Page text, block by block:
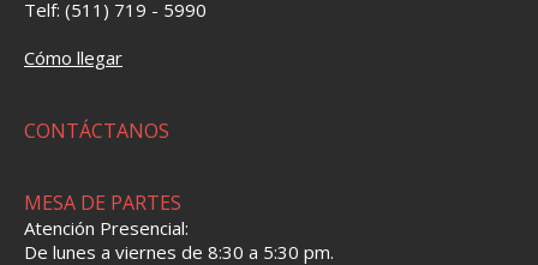
Telf: (511) 719 - 5990
Cómo llegar
CONTÁCTANOS
MESA DE PARTES
Atención Presencial:
De lunes a viernes de 8:30 a 5:30 pm.